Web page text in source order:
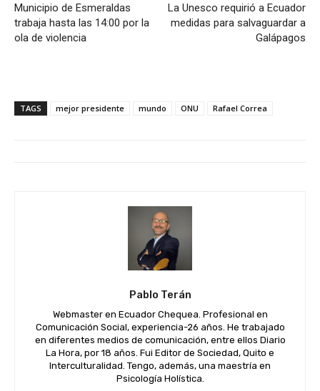
Municipio de Esmeraldas
trabaja hasta las 14:00 por la
ola de violencia
La Unesco requirió a Ecuador
medidas para salvaguardar a
Galápagos
TAGS mejor presidente mundo ONU Rafael Correa
Pablo Terán
Webmaster en Ecuador Chequea. Profesional en
Comunicación Social, experiencia-26 años. He trabajado
en diferentes medios de comunicación, entre ellos Diario
La Hora, por 18 años. Fui Editor de Sociedad, Quito e
Interculturalidad. Tengo, además, una maestría en
Psicología Holística.